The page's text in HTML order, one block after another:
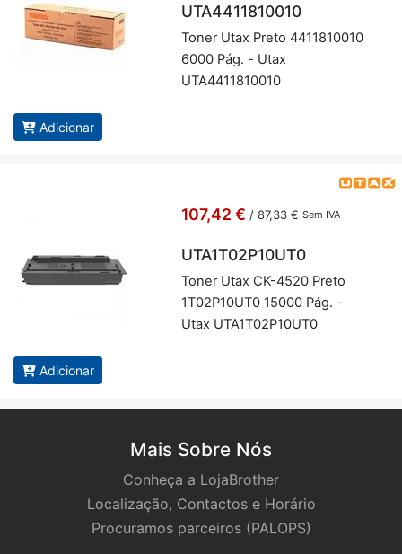
UTA4411810010
Toner Utax Preto 4411810010
6000 Pág. - Utax
UTA4411810010
Adicionar
107,42 € / 87,33 € Sem IVA
UTA1T02P10UT0
Toner Utax CK-4520 Preto
1T02P10UT0 15000 Pág. -
Utax UTA1T02P10UT0
Adicionar
Mais Sobre Nós
Conheça a LojaBrother
Localização, Contactos e Horário
Procuramos parceiros (PALOPS)